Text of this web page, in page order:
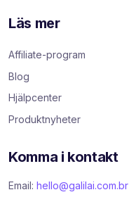
Läs mer
Affiliate-program
Blog
Hjälpcenter
Produktnyheter
Komma i kontakt
Email: hello@galilai.com.br